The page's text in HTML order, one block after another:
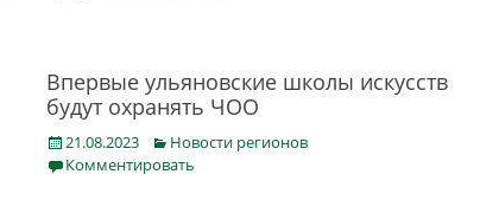
Впервые ульяновские школы искусств
будут охранять ЧОО
Posted
on
21.08.2023 Categories
Новости регионов
Комментировать